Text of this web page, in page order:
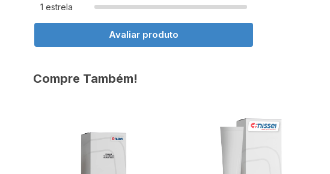
1 estrela
Avaliar produto
Compre Também!